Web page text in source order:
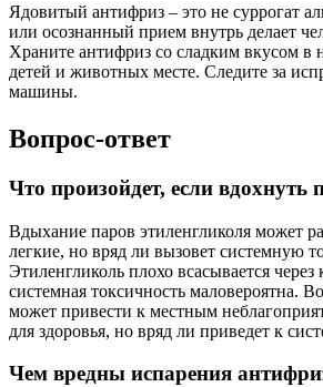
Ядовитый антифриз – это не суррогат
или осознанный прием внутрь делает
Храните антифриз со сладким вкусом в
детей и животных месте. Следите за
машины.
Вопрос-ответ
Что произойдет, если вдохнуть
Вдыхание паров этиленгликоля может
легкие, но вряд ли вызовет системную
Этиленгликоль плохо всасывается через
системная токсичность маловероятна.
может привести к местным
для здоровья, но вряд ли приведет к
Чем вредны испарения